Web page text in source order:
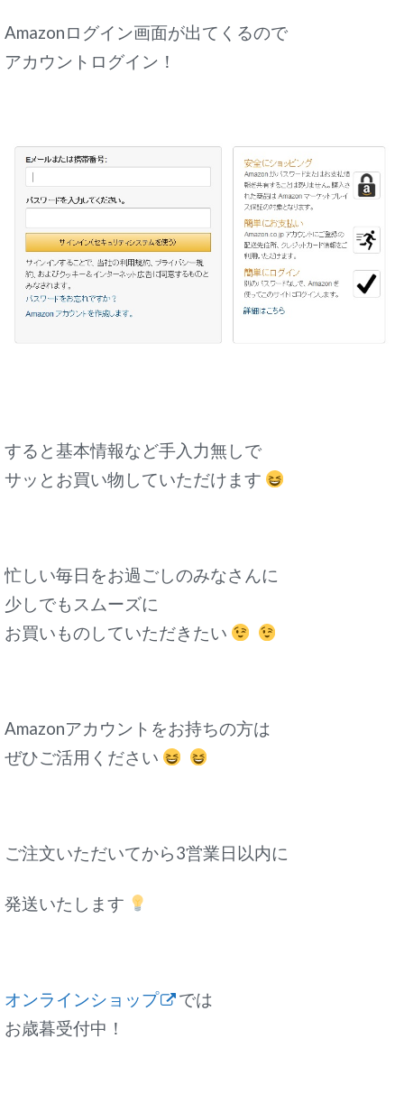
Amazonログイン画面が出てくるので
アカウントログイン！
すると基本情報など手入力無しで
サッとお買い物していただけます
忙しい毎日をお過ごしのみなさんに
少しでもスムーズに
お買いものしていただきたい
Amazonアカウントをお持ちの方は
ぜひご活用ください
ご注文いただいてから3営業日以内に
発送いたします
オンラインショップ
では
お歳暮受付中！